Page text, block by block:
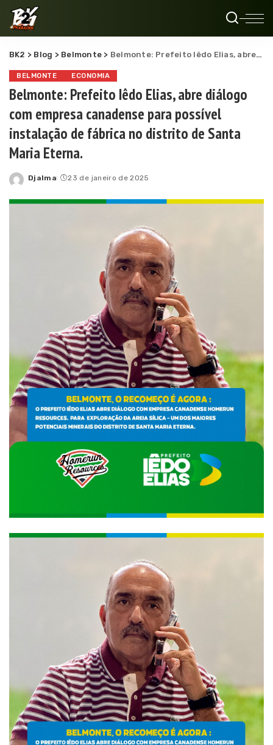
BK2 > Blog > Belmonte > Belmonte: Prefeito Iêdo Elias, abre diálogo com empresa canadense para possível instalação de fábrica no distrito de Santa Maria Eterna.
BELMONTE ECONOMIA
Belmonte: Prefeito Iêdo Elias, abre diálogo
com empresa canadense para possível
instalação de fábrica no distrito de Santa
Maria Eterna.
Posted
Djalma 23 de janeiro de 2025